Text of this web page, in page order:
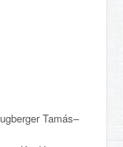
Tamás–